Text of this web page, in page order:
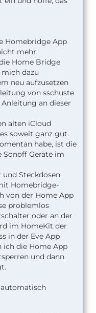
Homebridge App
mehr
Home Bridge
dazu
neu aufzusetzen
von sschuste
an dieser
alten iCloud
soweit ganz gut.
habe, ist die
Sonoff Geräte im
und Steckdosen
Homebridge-
von der Home App
problemlos
oder an der
im HomeKit der
in der Eve App
ich die Home App
und dann
automatisch